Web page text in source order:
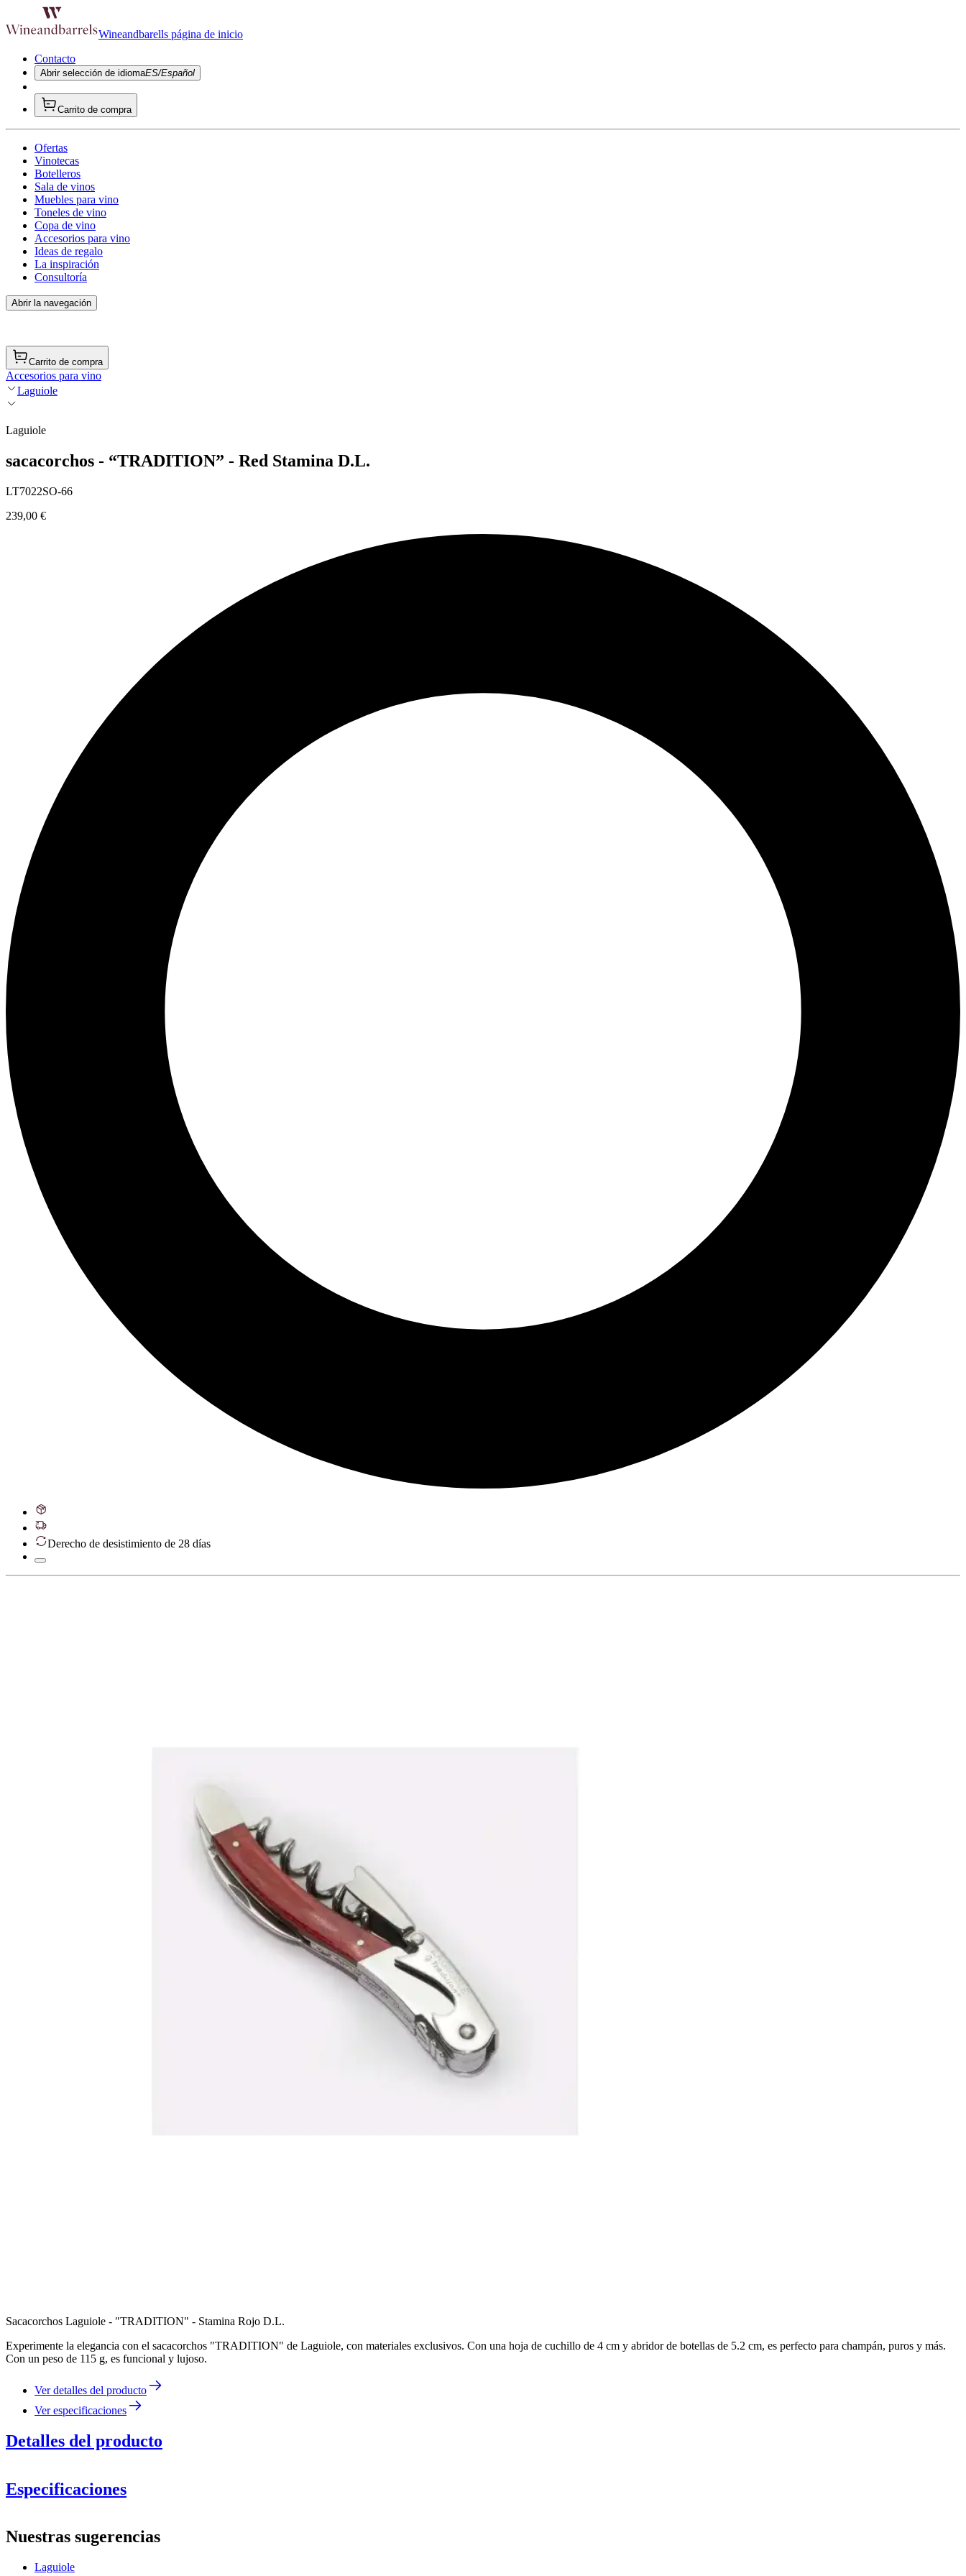
Wineandbarells página de inicio
Contacto
Abrir selección de idiomaES/Español
Carrito de compra
Ofertas
Vinotecas
Botelleros
Sala de vinos
Muebles para vino
Toneles de vino
Copa de vino
Accesorios para vino
Ideas de regalo
La inspiración
Consultoría
Abrir la navegación
Carrito de compra
Accesorios para vino
Laguiole
Laguiole
sacacorchos - “TRADITION” - Red Stamina D.L.
LT7022SO-66
239,00 €
Derecho de desistimiento de 28 días
Sacacorchos Laguiole - "TRADITION" - Stamina Rojo D.L.
Experimente la elegancia con el sacacorchos "TRADITION" de Laguiole, con materiales exclusivos. Con una hoja de cuchillo de 4 cm y abridor de botellas de 5.2 cm, es perfecto para champán, puros y más.
Con un peso de 115 g, es funcional y lujoso.
Ver detalles del producto
Ver especificaciones
Detalles del producto
Especificaciones
Número de productoLT7022SO-66
Dimensiones (AnxAlxP cm)
Nuestras sugerencias
Laguiole